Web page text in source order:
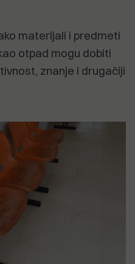
materijali i predmeti
otpad mogu dobiti
znanje i drugačiji